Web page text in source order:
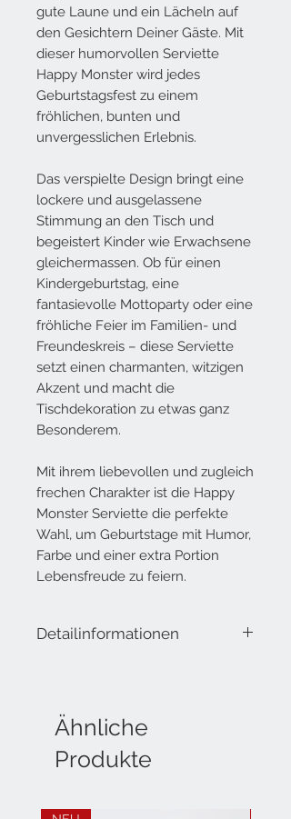
gute Laune und ein Lächeln auf
den Gesichtern Deiner Gäste. Mit
dieser humorvollen Serviette
Happy Monster wird jedes
Geburtstagsfest zu einem
fröhlichen, bunten und
unvergesslichen Erlebnis.
Das verspielte Design bringt eine
lockere und ausgelassene
Stimmung an den Tisch und
begeistert Kinder wie Erwachsene
gleichermassen. Ob für einen
Kindergeburtstag, eine
fantasievolle Mottoparty oder eine
fröhliche Feier im Familien- und
Freundeskreis – diese Serviette
setzt einen charmanten, witzigen
Akzent und macht die
Tischdekoration zu etwas ganz
Besonderem.
Mit ihrem liebevollen und zugleich
frechen Charakter ist die Happy
Monster Serviette die perfekte
Wahl, um Geburtstage mit Humor,
Farbe und einer extra Portion
Lebensfreude zu feiern.
Detailinformationen
Material: Tissue
Ähnliche
Produkte